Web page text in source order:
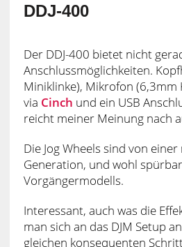
DDJ-400
Der DDJ-400 bietet nicht
Anschlussmöglichkeiten.
Miniklinke), Mikrofon (6,3mm
via Cinch und ein USB
reicht meiner Meinung nach
Die Jog Wheels sind von
Generation, und wohl
Vorgängermodells.
Interessant, auch was die
man sich an das DJM Setup
gleichen konsequenten